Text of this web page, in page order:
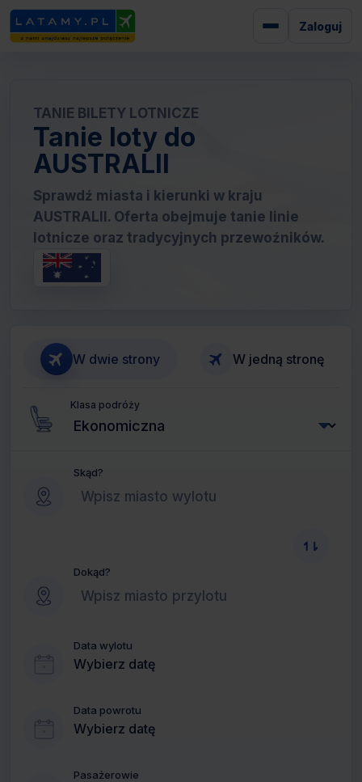
Zaloguj
TANIE BILETY LOTNICZE
Tanie loty do
AUSTRALII
Sprawdź miasta i kierunki w kraju
AUSTRALII. Oferta obejmuje tanie linie
lotnicze oraz tradycyjnych przewoźników.
W dwie strony W jedną stronę
Klasa podróży
Skąd?
Dokąd?
Data wylotu
Wybierz datę
Data powrotu
Wybierz datę
Pasażerowie